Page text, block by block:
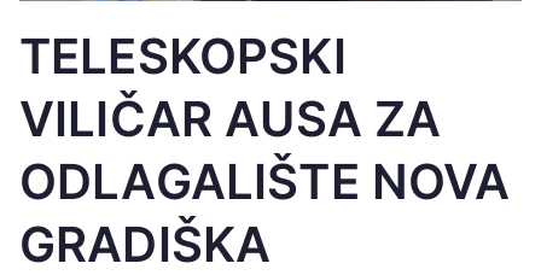
TELESKOPSKI
VILIČAR AUSA ZA
ODLAGALIŠTE NOVA
GRADIŠKA